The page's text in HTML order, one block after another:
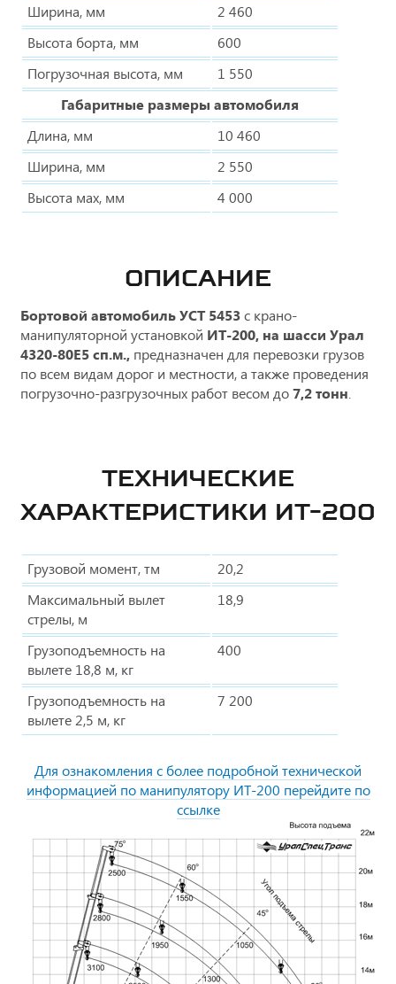
Ширина, мм
2 460
Высота борта, мм
600
Погрузочная высота, мм
1 550
Габаритные размеры автомобиля
Длина, мм
10 460
Ширина, мм
2 550
Высота мах, мм
4 000
ОПИСАНИЕ
Бортовой автомобиль УСТ 5453с крано-
манипуляторной установкой ИТ-200, на шасси Урал
4320-80Е5 сп.м., предназначен для перевозки грузов
по всем видам дорог и местности, а также проведения
погрузочно-разгрузочных работ весом до7,2 тонн
ТЕХНИЧЕСКИЕ
ХАРАКТЕРИСТИКИ ИТ-200
Грузовой момент, тм
20,2
Максимальный вылет
стрелы, м
18,9
Грузоподъемность на
вылете 18,8 м, кг
400
Грузоподъемность на
вылете 2,5 м, кг
7 200
Для ознакомления с более подробной технической
информацией по манипулятору ИТ-200 перейдите по
ссылке